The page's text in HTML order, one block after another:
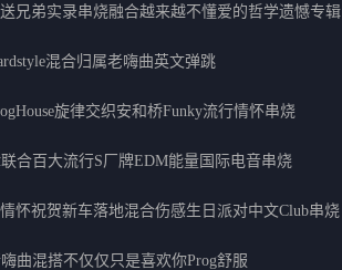
兄弟实录串烧融合越来越不懂爱的哲学遗憾专辑
混合归属老嗨曲英文弹跳
旋律交织安和桥Funky流行情怀串烧
合百大流行S厂牌EDM能量国际电音串烧
怀祝贺新车落地混合伤感生日派对中文Club串烧
曲混搭不仅仅只是喜欢你Prog舒服